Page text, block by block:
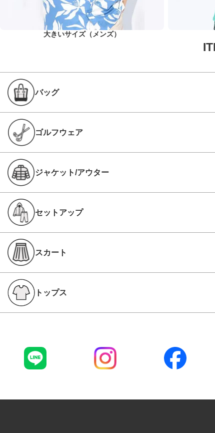
大きいサイズ（メンズ）
バッグ
ゴルフウェア
ジャケット/アウター
セットアップ
スカート
トップス